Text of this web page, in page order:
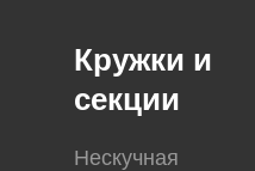
Кружки и
секции
Нескучная